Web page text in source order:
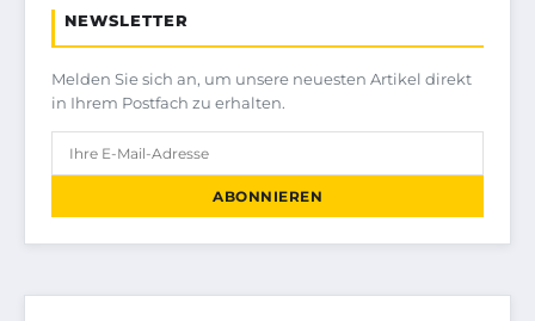
NEWSLETTER
Melden Sie sich an, um unsere neuesten Artikel direkt
in Ihrem Postfach zu erhalten.
ABONNIEREN